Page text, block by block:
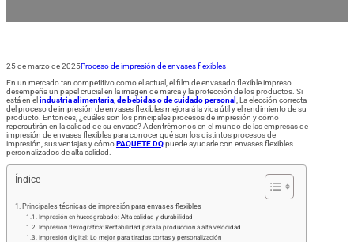
25 de marzo de 2025Proceso de impresión de envases flexibles
En un mercado tan competitivo como el actual, el film de envasado flexible impreso
desempeña un papel crucial en la imagen de marca y la protección de los productos. Si
está en el industria alimentaria, de bebidas o de cuidado personal
, La elección correcta
del proceso de impresión de envases flexibles mejorará la vida útil y el rendimiento de su
producto. Entonces, ¿cuáles son los principales procesos de impresión y cómo
repercutirán en la calidad de su envase? Adentrémonos en el mundo de las empresas de
impresión de envases flexibles para conocer qué son los distintos procesos de
impresión, sus ventajas y cómoPAQUETE DQpuede ayudarle con envases flexibles
personalizados de alta calidad.
Índice
Principales técnicas de impresión para envases flexibles
Impresión en huecograbado: Alta calidad y durabilidad
Impresión flexográfica: Rentabilidad para la producción a alta velocidad
Impresión digital: Lo mejor para tiradas cortas y personalización